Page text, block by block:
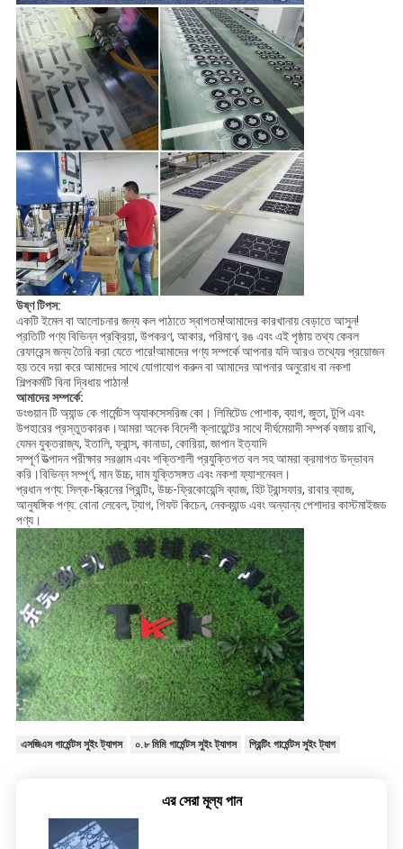
উষ্ণ টিপস:
একটি ইমেল বা আলোচনার জন্য কল পাঠাতে স্বাগতম!আমাদের কারখানায় বেড়াতে আসুন!
প্রতিটি পণ্য বিভিন্ন প্রক্রিয়া, উপকরণ, আকার, পরিমাণ, রঙ এবং এই পৃষ্ঠায় তথ্য কেবল
রেফারেন্স জন্য তৈরি করা যেতে পারে!আমাদের পণ্য সম্পর্কে আপনার যদি আরও তথ্যের প্রয়োজন
হয় তবে দয়া করে আমাদের সাথে যোগাযোগ করুন বা আমাদের আপনার অনুরোধ বা নকশা
শিল্পকর্মটি বিনা দ্বিধায় পাঠান!
আমাদের সম্পর্কে:
ডংগুয়ান টি অ্যান্ড কে গার্মেন্টস অ্যাকসেসরিজ কো। লিমিটেড পোশাক, ব্যাগ, জুতা, টুপি এবং
উপহারের প্রস্তুতকারক।আমরা অনেক বিদেশী ক্লায়েন্টের সাথে দীর্ঘমেয়াদী সম্পর্ক বজায় রাখি,
যেমন যুক্তরাজ্য, ইতালি, ফ্রান্স, কানাডা, কোরিয়া, জাপান ইত্যাদি
সম্পূর্ণ উত্পাদন পরীক্ষার সরঞ্জাম এবং শক্তিশালী প্রযুক্তিগত বল সহ আমরা ক্রমাগত উদ্ভাবন
করি।বিভিন্ন সম্পূর্ণ, মান উচ্চ, দাম যুক্তিসঙ্গত এবং নকশা ফ্যাশনেবল।
প্রধান পণ্য: সিল্ক-স্ক্রিনের প্রিন্টিং, উচ্চ-ফ্রিকোয়েন্সি ব্যাজ, হিট ট্রান্সফার, রাবার ব্যাজ,
আনুষঙ্গিক পণ্য: বোনা লেবেল, ট্যাগ, গিফট কিচেন, নেকব্যান্ড এবং অন্যান্য পেশাদার কাস্টমাইজড
পণ্য।
এসজিএস গার্মেন্টস সুইং ট্যাগস ০.৮ মিমি গার্মেন্টস সুইং ট্যাগস প্রিন্টিং গার্মেন্টস সুইং ট্যাগ
এর সেরা মূল্য পান